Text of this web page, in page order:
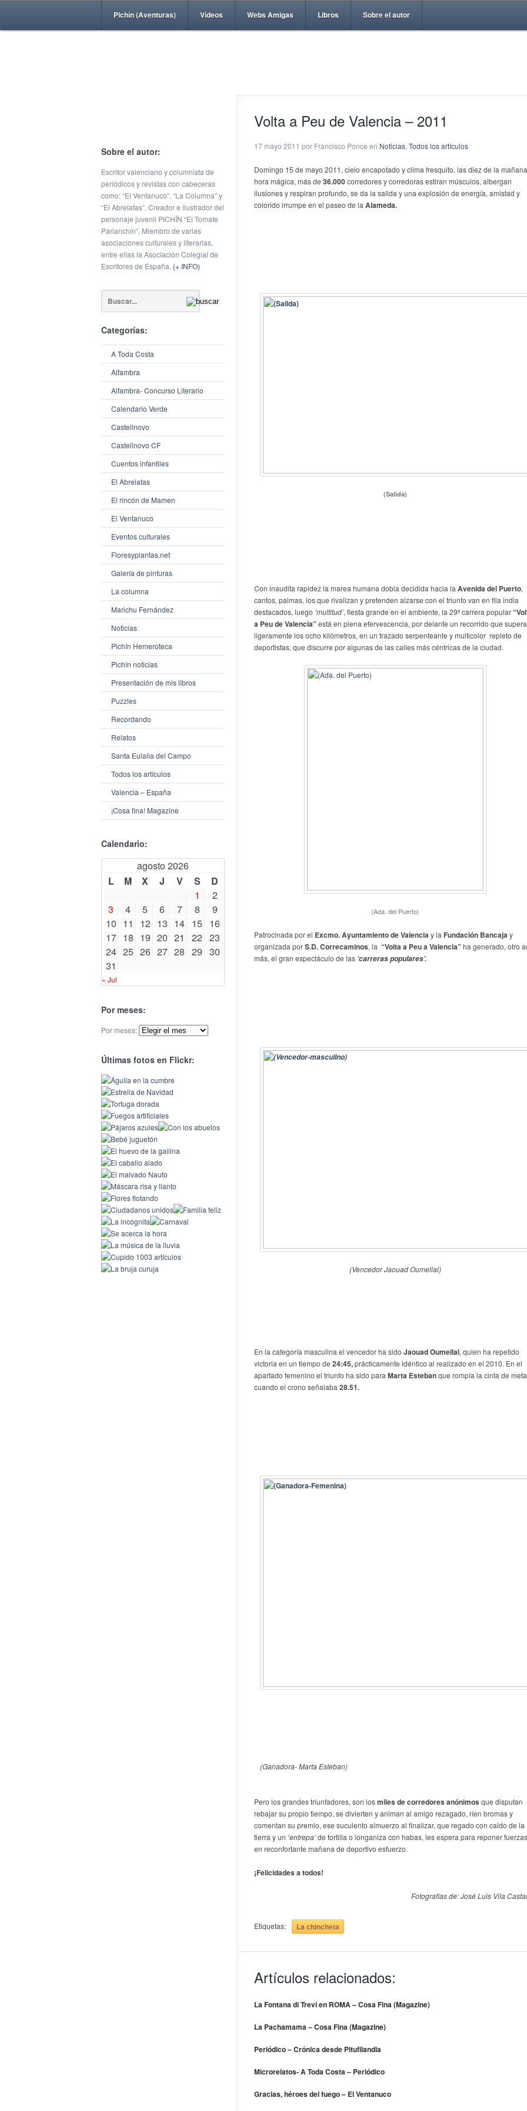
Pichín (Aventuras) Vídeos Webs Amigas Libros Sobre el autor
Sobre el autor:
Escritor valenciano y columnista de
periódicos y revistas con cabeceras
como: “El Ventanuco”, “La Columna” y
“El Abrelatas”. Creador e ilustrador del
personaje juvenil PICHÍN “El Tomate
Parlanchín”. Miembro de varias
asociaciones culturales y literarias,
entre ellas la Asociación Colegial de
Escritores de España. (+ INFO)
Categorías:
A Toda Costa
Alfambra
Alfambra- Concurso Literario
Calendario Verde
Castellnovo
Castellnovo CF
Cuentos infantiles
El Abrelatas
El rincón de Mamen
El Ventanuco
Eventos culturales
Floresyplantas.net
Galería de pinturas
La columna
Marichu Fernández
Noticias
Pichín Hemeroteca
Pichín noticias
Presentación de mis libros
Puzzles
Recordando
Relatos
Santa Eulalia del Campo
Todos los artículos
Valencia – España
¡Cosa fina! Magazine
Calendario:
agosto 2026
L
M X J V S
D
1
2
3
4 5 6 7 8
9
10 11 12 13 14 15 16
17 18 19 20 21 22 23
24 25 26 27 28 29 30
31
« Jul
Por meses:
Por meses:
Últimas fotos en Flickr:
Volta a Peu de Valencia – 2011
17 mayo 2011 por Francisco Ponce en Noticias, Todos los artículos
Domingo 15 de mayo 2011, cielo encapotado y clima fresquito, las diez de la mañana
hora mágica, más de 36.000corredores y corredoras estiran músculos, albergan
ilusiones y respiran profundo, se da la salida y una explosión de energía, amistad y
colorido irrumpe en el paseo de la Alameda.
(Salida)
Con inaudita rapidez la marea humana dobla decidida hacia la Avenida del Puerto,
cantos, palmas, los que rivalizan y pretenden alzarse con el triunfo van en fila india
destacados, luego ‘multitud’, fiesta grande en el ambiente, la 29ª carrera popular
a Peu de Valencia”está en plena efervescencia, por delante un recorrido que supera
ligeramente los ocho kilómetros, en un trazado serpenteante y multicolor repleto de
deportistas, que discurre por algunas de las calles más céntricas de la ciudad.
(Ada. del Puerto)
Patrocinada por el Excmo. Ayuntamiento de Valenciay la Fundación Bancajay
organizada porS.D. Correcaminos, la “Volta a Peu a Valencia”ha generado, otro
más, el gran espectáculo de las ‘carreras populares’.
(Vencedor Jaouad Oumellal)
En la categoría masculina el vencedor ha sido Jaouad Oumellal, quien ha repetido
victoria en un tiempo de 24:45,prácticamente idéntico al realizado en el 2010. En el
apartado femenino el triunfo ha sido para Marta Estebanque rompía la cinta de
cuando el crono señalaba 28.51.
(Ganadora- Marta Esteban)
Pero los grandes triunfadores, son losmiles de corredores anónimos que disputan
rebajar su propio tiempo, se divierten y animan al amigo rezagado, ríen bromas y
comentan su premio, ese suculento almuerzo al finalizar, que regado con caldo de la
tierra y un ‘entrepa’de tortilla o longaniza con habas, les espera para reponer fuerzas
en reconfortante mañana de deportivo esfuerzo.
¡Felicidades a todos!
Fotografías de: José Luis Vila
Etiquetas: La chincheta
Artículos relacionados:
La Fontana di Trevi en ROMA – Cosa Fina (Magazine)
La Pachamama – Cosa Fina (Magazine)
Periódico – Crónica desde Pitufilandia
Microrelatos- A Toda Costa – Periódico
Gracias, héroes del fuego – El Ventanuco